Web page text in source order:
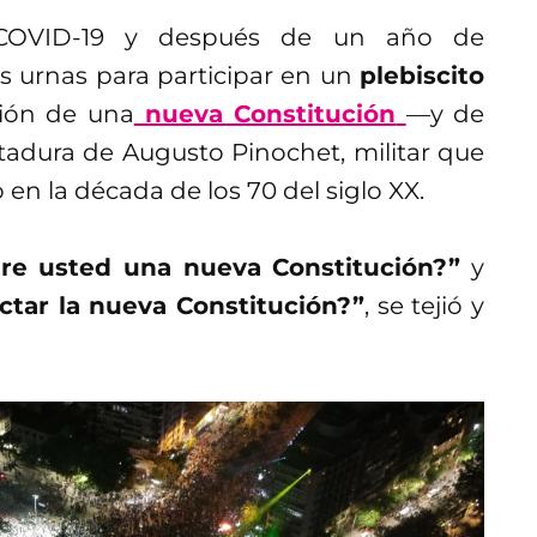
19 y después de un año de
urnas para participar en un plebiscito
de una nueva Constitución —y de
de Augusto Pinochet, militar que
la década de los 70 del siglo XX.
usted una nueva Constitución?” y
la nueva Constitución?”, se tejió y